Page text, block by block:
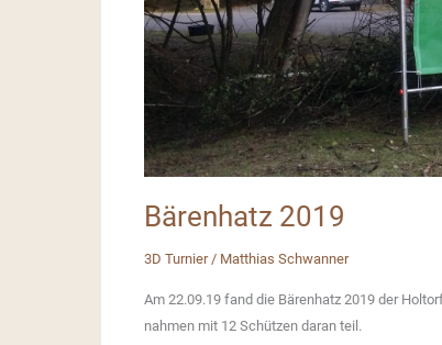
Bärenhatz 2019
3D Turnier/ Matthias Schwanner
Am 22.09.19 fand die Bärenhatz 2019 der
nahmen mit 12 Schützen daran teil.